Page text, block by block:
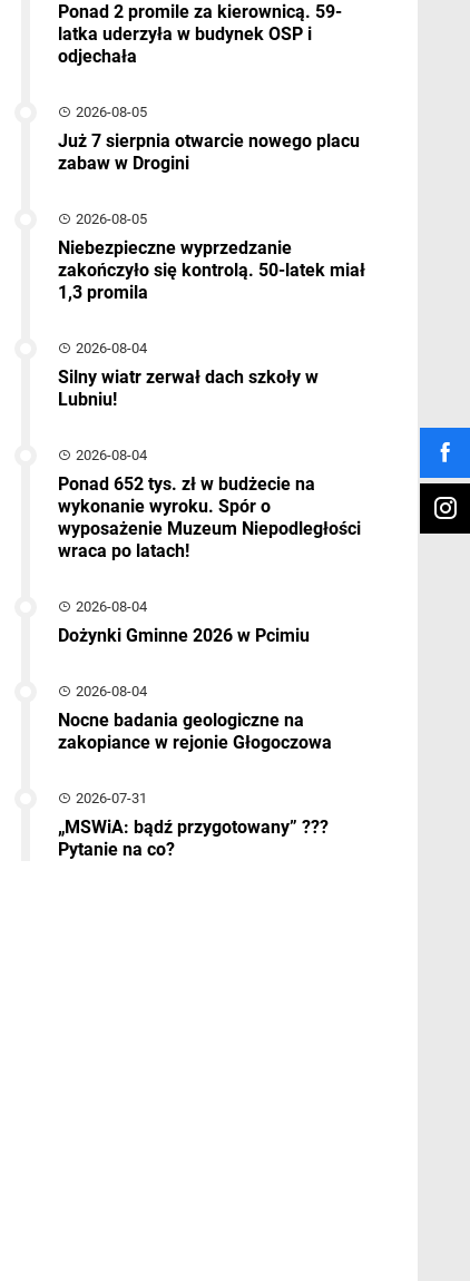
Ponad 2 promile za kierownicą. 59-
latka uderzyła w budynek OSP i
odjechała
2026-08-05
Już 7 sierpnia otwarcie nowego placu
zabaw w Drogini
2026-08-05
Niebezpieczne wyprzedzanie
zakończyło się kontrolą. 50-latek miał
1,3 promila
2026-08-04
Silny wiatr zerwał dach szkoły w
Lubniu!
2026-08-04
Ponad 652 tys. zł w budżecie na
wykonanie wyroku. Spór o
wyposażenie Muzeum Niepodległości
wraca po latach!
2026-08-04
Dożynki Gminne 2026 w Pcimiu
2026-08-04
Nocne badania geologiczne na
zakopiance w rejonie Głogoczowa
2026-07-31
„MSWiA: bądź przygotowany” ???
Pytanie na co?